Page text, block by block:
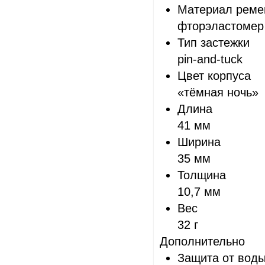
Материал
фторэластомер
Тип застежки
pin-and-tuck
Цвет корпуса
«тёмная ночь»
Длина
41 мм
Ширина
35 мм
Толщина
10,7 мм
Вес
32 г
Дополнительно
Защита от